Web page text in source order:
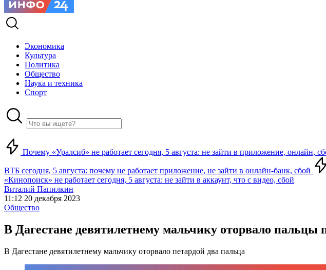
Экономика
Культура
Политика
Общество
Наука и техника
Спорт
Почему «Уралсиб» не работает сегодня, 5 августа: не зайти в приложение, онлайн,
ВТБ сегодня, 5 августа: почему не работает приложение, не зайти в онлайн-банк, сбой
«Кинопоиск» не работает сегодня, 5 августа: не зайти в аккаунт, что с видео, сбой
Виталий Папилкин
11:12 20 декабря 2023
Общество
В Дагестане девятилетнему мальчику оторвало пальцы
В Дагестане девятилетнему мальчику оторвало петардой два пальца